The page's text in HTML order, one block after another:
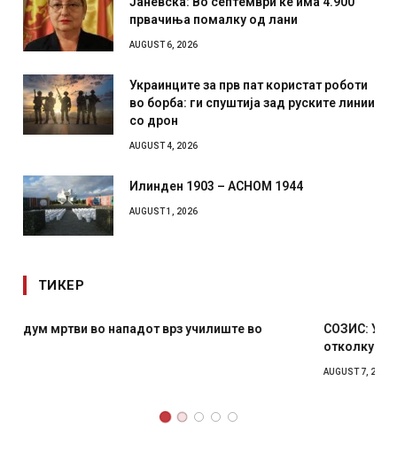
првачиња помалку од лани
AUGUST 6, 2026
Украинците за прв пат користат роботи
во борба: ги спуштија зад руските линии
со дрон
AUGUST 4, 2026
Илинден 1903 – АСНОМ 1944
AUGUST 1, 2026
ТИКЕР
СОЗИС: Украинците повеќе им веруваат на генералите